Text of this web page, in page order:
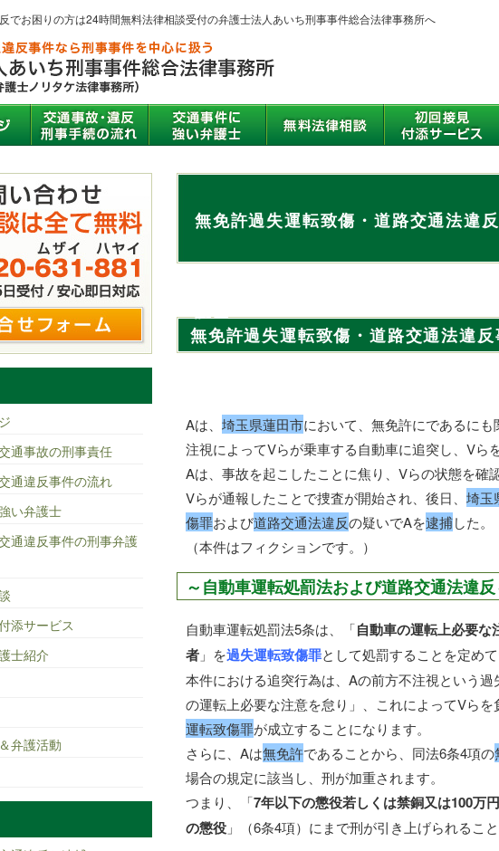
でお困りの方は24時間無料法律相談受付の弁護士法人あいち刑事事件総合法律事務所へ
無免許過失運転致傷・道路交通法違
無免許過失運転致傷・道路交通法違
Aは、 埼玉県蓮田市において、無免許にであるに
注視によってVらが乗車する自動車に追突し、Vら
Aは、事故を起こしたことに焦り、Vらの状態を確
Vらが通報したことで捜査が開始され、後日、 埼玉
傷罪および道路交通法違反の疑いでAを逮捕した。
（本件はフィクションです。）
～自動車運転処罰法および道路交通法違反
自動車運転処罰法5条は、「自動車の運転上必要な
者 」を過失運転致傷罪として処罰することを定めて
本件における追突行為は、Aの前方不注視という
の運転上必要な注意を怠り」、これによってVら
運転致傷罪が成立することになります。
さらに、Aは無免許であることから、同法6条4項の
場合の規定に該当し、刑が加重されます。
つまり、「7年以下の懲役若しくは禁銅又は100万
の懲役 」（6条4項）にまで刑が引き上げられること
通事故の刑事責任
通違反事件の流れ
い弁護士
通違反事件の刑事弁護
添サービス
士紹介
弁護活動